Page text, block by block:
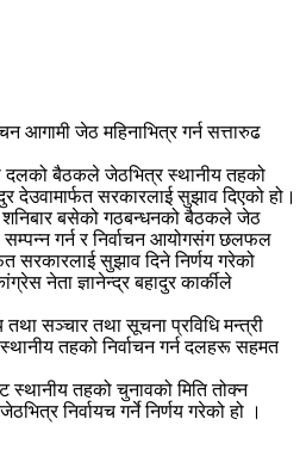
आगामी जेठ महिनाभित्र गर्न सत्तारुढ
बैठकले जेठभित्र स्थानीय तहको
देउवामार्फत सरकारलाई सुझाव दिएको हो।
शनिबार बसेको गठबन्धनको बैठकले जेठ
सम्पन्न गर्न र निर्वाचन आयोगसंग छलफल
सरकारलाई सुझाव दिने निर्णय गरेको
नेता ज्ञानेन्द्र बहादुर कार्कीले
सञ्चार तथा सूचना प्रविधि मन्त्री
तहको निर्वाचन गर्न दलहरू सहमत
स्थानीय तहको चुनावको मिति तोक्न
निर्वायच गर्ने निर्णय गरेको हो ।